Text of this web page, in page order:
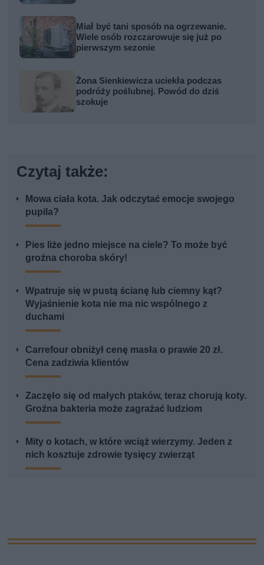
Miał być tani sposób na ogrzewanie.
Wiele osób rozczarowuje się już po
pierwszym sezonie
Żona Sienkiewicza uciekła podczas
podróży poślubnej. Powód do dziś
szokuje
Czytaj także:
Mowa ciała kota. Jak odczytać emocje swojego
pupila?
Pies liże jedno miejsce na ciele? To może być
groźna choroba skóry!
Wpatruje się w pustą ścianę lub ciemny kąt?
Wyjaśnienie kota nie ma nic wspólnego z
duchami
Carrefour obniżył cenę masła o prawie 20 zł.
Cena zadziwia klientów
Zaczęło się od małych ptaków, teraz chorują koty.
Groźna bakteria może zagrażać ludziom
Mity o kotach, w które wciąż wierzymy. Jeden z
nich kosztuje zdrowie tysięcy zwierząt